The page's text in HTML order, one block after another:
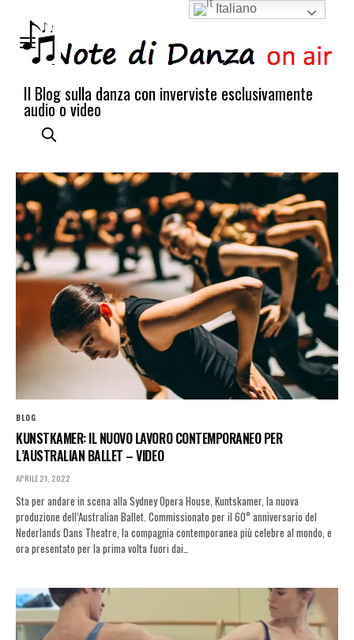
Il Blog sulla danza con inverviste esclusivamente
audio o video
BLOG
KUNSTKAMER: IL NUOVO LAVORO CONTEMPORANEO PER
L’AUSTRALIAN BALLET – VIDEO
APRILE 21, 2022
Sta per andare in scena alla Sydney Opera House, Kuntskamer, la nuova
produzione dell’Australian Ballet. Commissionato per il 60° anniversario del
Nederlands Dans Theatre, la compagnia contemporanea più celebre al mondo, e
ora presentato per la prima volta fuori dai…
Italiano